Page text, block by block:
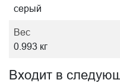
серый
Вес
0.993 кг
Входит в